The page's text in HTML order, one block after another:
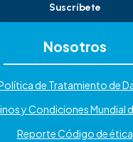
Suscríbete
Nosotros
de Tratamiento de
y Condiciones Mundial
Reporte Código de ética